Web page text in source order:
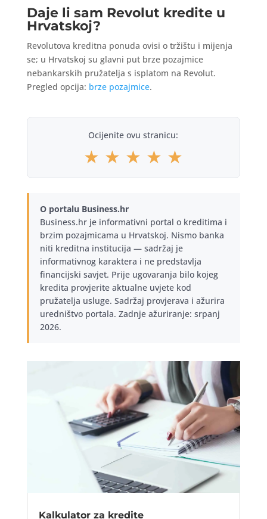
Daje li sam Revolut kredite u
Hrvatskoj?
Revolutova kreditna ponuda ovisi o tržištu i mijenja
se; u Hrvatskoj su glavni put brze pozajmice
nebankarskih pružatelja s isplatom na Revolut.
Pregled opcija: brze pozajmice.
Ocijenite ovu stranicu:
★ ★ ★ ★ ★
O portalu Business.hr
Business.hr je informativni portal o kreditima i
brzim pozajmicama u Hrvatskoj. Nismo banka
niti kreditna institucija — sadržaj je
informativnog karaktera i ne predstavlja
financijski savjet. Prije ugovaranja bilo kojeg
kredita provjerite aktualne uvjete kod
pružatelja usluge. Sadržaj provjerava i ažurira
uredništvo portala. Zadnje ažuriranje: srpanj
2026.
Kalkulator za kredite